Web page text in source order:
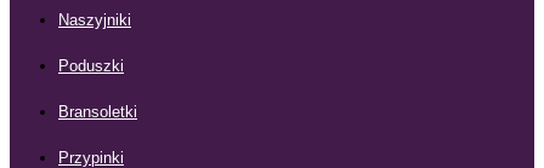
Naszyjniki
Poduszki
Bransoletki
Przypinki